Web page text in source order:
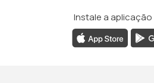
Instale a aplicação